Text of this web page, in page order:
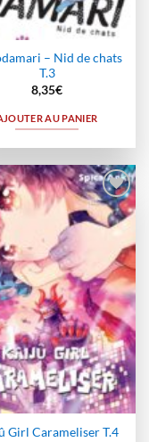
– Nid de chats
T.3
8,35€
AU PANIER
Ajouter
à la
Girl Carameliser T.4